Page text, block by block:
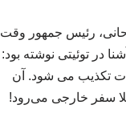
سال ۹۷ مدعی شده بود که پسر روحانی، رئیس جمهور وقت
در توئیتی نوشته بود:
تکذیب می شود. آن
سفر خارجی می‌رود!